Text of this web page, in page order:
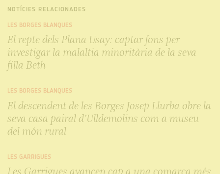
NOTÍCIES RELACIONADES
LES BORGES BLANQUES
El repte dels Plana Usay: captar fons per
investigar la malaltia minoritària de la seva
filla Beth
LES BORGES BLANQUES
El descendent de les Borges Josep Llurba obre la
seva casa pairal d’Ulldemolins com a museu
del món rural
LES GARRIGUES